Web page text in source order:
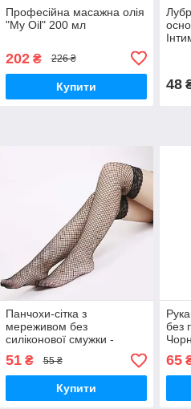
Професійна масажна олія
"My Oil" 200 мл
202₴ 226 ₴
Купити 48
Панчохи-сітка з
мереживом без
силіконової смужки -
Чорний - XS/S - Еротична
білизна
51₴ 55 ₴
Купити
без
65